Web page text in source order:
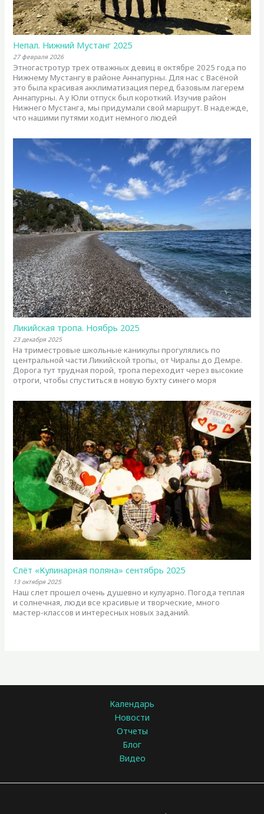
Непал. Нижний Мустанг 2025
27 февраля 2026
Этногастротур трех отважных девиц в октябре 2025 года по
Нижнему Мустангу в районе Аннапурны. Для нас с Васёной
это была красивая акклиматизация перед базовым лагерем
Аннапурны. А у Юли отпуск был короткий. Изучив район
Нижнего Мустанга, мы придумали свой маршрут. В надежде,
что нашими путями ходит немного людей
Ликийская тропа. Ноябрь 2025
23 декабря 2025
На триместровые школьные каникулы прогулялись по
центральной части Ликийской тропы, от Чиралы до Демре.
Дорога тут трудная порой, тропа переходит через высокие
отроги, чтобы спуститься в новую бухту синего моря
Слёт «Кулинарная поляна» сентябрь 2025
13 октября 2025
Наш слет прошел очень душевно и кулуарно. Погода теплая
и солнечная, люди все красивые и творческие, много
мастер-классов и интересных новых заданий.
Календарь
Новости
Отчеты
Блог
Видео